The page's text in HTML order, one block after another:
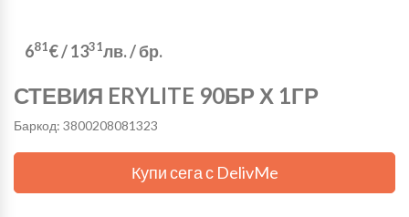
681€/1331лв./ бр.
СТЕВИЯ ERYLITE 90БР Х 1ГР
Баркод: 3800208081323
Купи сега с DelivMe